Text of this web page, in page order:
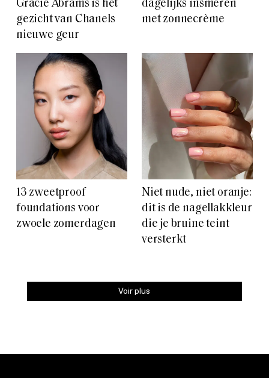
Gracie Abrams is het
gezicht van Chanels
nieuwe geur
dagelijks insmeren
met zonnecrème
13 zweetproof
foundations voor
zwoele zomerdagen
Niet nude, niet oranje:
dit is de nagellakkleur
die je bruine teint
versterkt
Voir plus